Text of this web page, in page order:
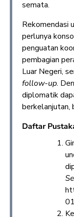
semata.
Rekomendasi
perlunya
penguatan
pembagian
Luar Negeri,
follow-up.
diplomatik
berkelanjutan,
Daftar